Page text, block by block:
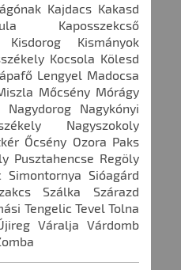
Kajdacs Kakasd
Kaposszekcső
Kismányok
Kocsola Kölesd
Lengyel Madocsa
Mőcsény Mórágy
Nagykónyi
Nagyszokoly
Őcsény Ozora Paks
Pusztahencse Regöly
Simontornya Sióagárd
Szálka Szárazd
Tengelic Tevel Tolna
Váralja Várdomb